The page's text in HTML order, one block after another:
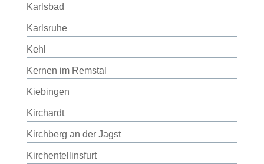
Karlsbad
Karlsruhe
Kehl
Kernen im Remstal
Kiebingen
Kirchardt
Kirchberg an der Jagst
Kirchentellinsfurt